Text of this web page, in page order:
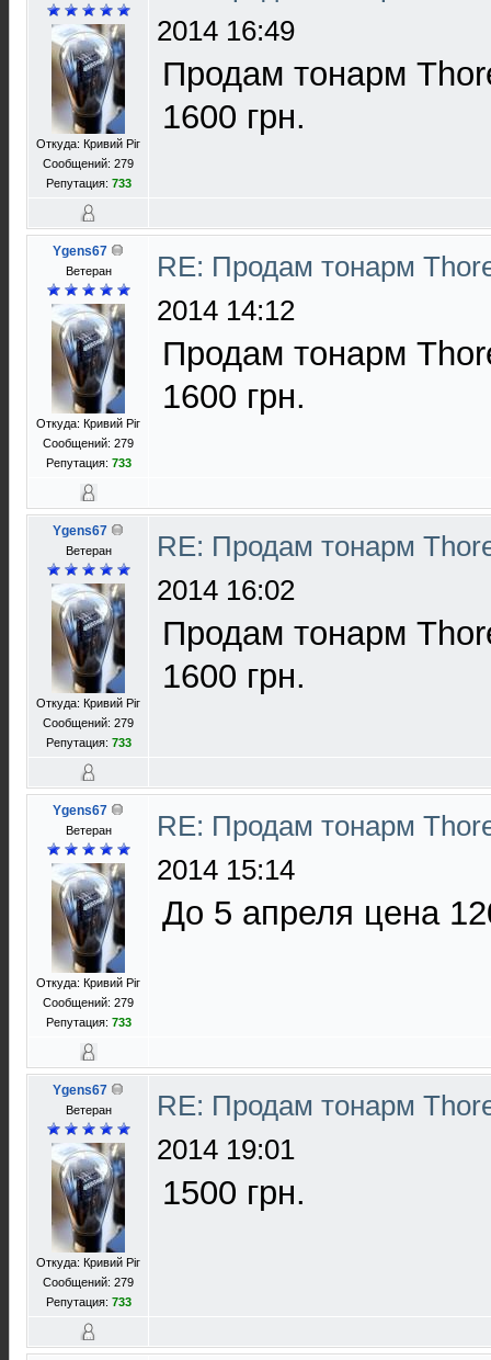
Откуда: Кривий Ріг
Сообщений: 279
Репутация: 733
2014 16:49
Продам тонарм
1600 грн.
Ygens67
Ветеран
Откуда: Кривий Ріг
Сообщений: 279
Репутация: 733
RE: Продам тонарм
2014 14:12
Продам тонарм
1600 грн.
Ygens67
Ветеран
Откуда: Кривий Ріг
Сообщений: 279
Репутация: 733
RE: Продам тонарм
2014 16:02
Продам тонарм
1600 грн.
Ygens67
Ветеран
Откуда: Кривий Ріг
Сообщений: 279
Репутация: 733
RE: Продам тонарм
2014 15:14
До 5 апреля цена
Ygens67
Ветеран
Откуда: Кривий Ріг
Сообщений: 279
Репутация: 733
RE: Продам тонарм
2014 19:01
1500 грн.